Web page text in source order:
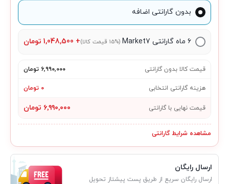
بدون گارانتی اضافه
۶ ماه گارانتی Market7 (15% قیمت کالا) +
1,048,500 تومان
قیمت کالا بدون گارانتی ۶٬۹۹۰٬۰۰۰ تومان
هزینه گارانتی انتخابی ۰ تومان
قیمت نهایی با گارانتی ۶٬۹۹۰٬۰۰۰ تومان
مشاهده شرایط گارانتی
ارسال رایگان
ارسال رایگان سریع از طریق پست پیشتاز تحویل